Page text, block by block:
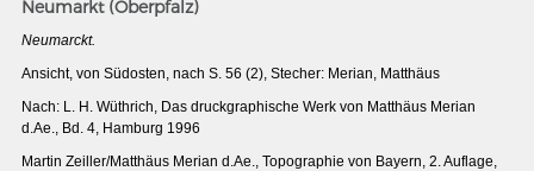
Neumarkt (Oberpfalz)
Neumarckt.
Ansicht, von Südosten, nach S. 56 (2), Stecher: Merian, Matthäus
Nach: L. H. Wüthrich, Das druckgraphische Werk von Matthäus Merian
d.Ae., Bd. 4, Hamburg 1996
Martin Zeiller/Matthäus Merian d.Ae., Topographie von Bayern, 2. Auflage,